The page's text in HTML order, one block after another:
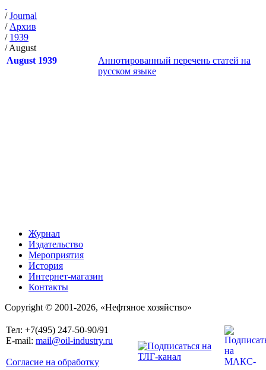
/Journal
/ Архив
/ 1939
/August
August 1939
Аннотированный перечень статей на
русском языке
Журнал
Издательство
Мероприятия
История
Интернет-магазин
Контакты
Copyright © 2001-2026, «Нефтяное хозяйство»
Тел: +7(495) 247-50-90/91
E-mail: mail@oil-industry.ru
Согласие на обработку